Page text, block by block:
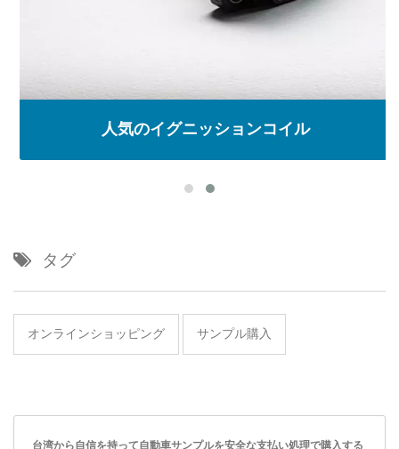
人気のイグニッションコイル
タグ
オンラインショッピング サンプル購入
台湾から自信を持って自動車サンプルを安全な支払い処理で購入する